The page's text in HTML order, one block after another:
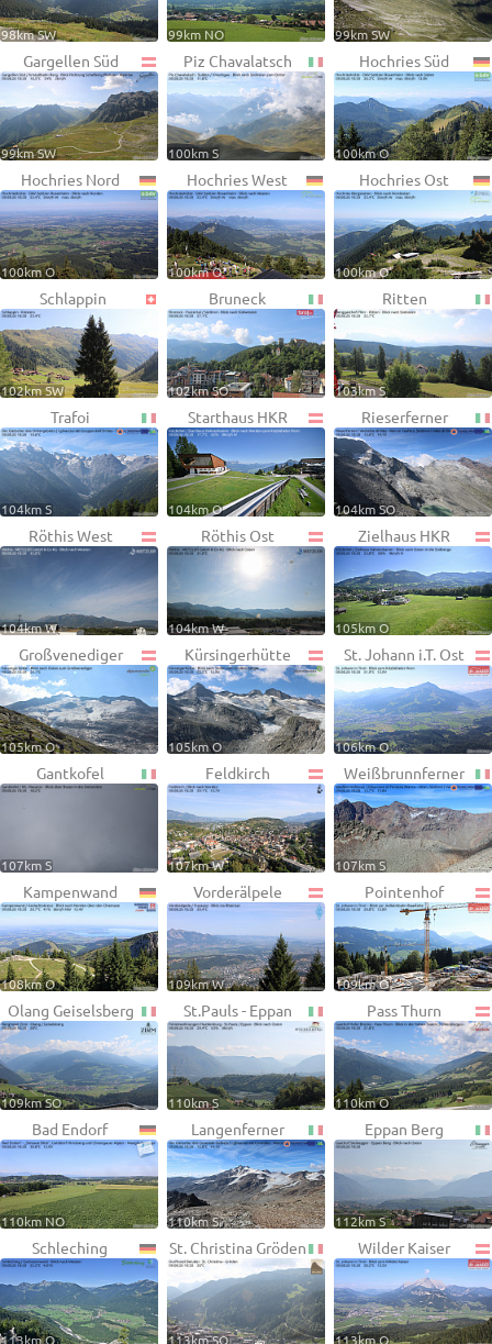
98km SW 99km NO 99km SW
Gargellen Süd
99km SW
Piz Chavalatsch
100km S
Hochries Süd
100km O
Hochries Nord
100km O
Hochries West
100km O
Hochries Ost
100km O
Schlappin
102km SW
Bruneck
102km SO
Ritten
103km S
Trafoi
104km S
Starthaus HKR
104km O
Rieserferner
104km SO
Röthis West
104km W
Röthis Ost
104km W
Zielhaus HKR
105km O
Großvenediger
105km O
Kürsingerhütte
105km O
St. Johann i.T. Ost
106km O
Gantkofel
107km S
Feldkirch
107km W
Weißbrunnferner
107km S
Kampenwand
108km O
Vorderälpele
109km W
Pointenhof
109km O
Olang Geiselsberg
109km SO
St.Pauls - Eppan
110km S
Pass Thurn
110km O
Bad Endorf
110km NO
Langenferner
110km S
Eppan Berg
112km S
Schleching
113km O
St. Christina Gröden
113km SO
Wilder Kaiser
113km O